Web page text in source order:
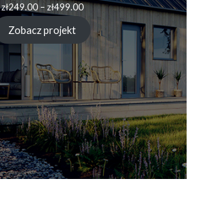
zł249.00 – zł499.00
Zobacz projekt